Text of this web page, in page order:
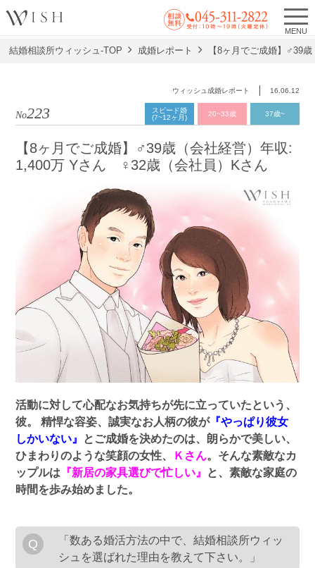
MENU
結婚相談所ウィッシュ-TOP 成婚レポート 【8ヶ月でご成婚】♂39
ウィッシュ成婚レポート 16.06.12
No.223
スピード婚
(7~12ヶ月)
20~33歳 37歳~
【8ヶ月でご成婚】♂39歳（会社経営）年収:
1,400万 Yさん ♀32歳（会社員）Kさん
活動に対して心配なお気持ちが先に立っていたという、
彼。
精悍な容姿、誠実なお人柄の彼が『やっぱり彼女
しかいない』 とご成婚を決めたのは、朗らかで美しい、
ひまわりのような笑顔の女性、
Ｋさん。そんな素敵なカ
ップルは 『新居の家具選びで忙しい』 と、素敵な家庭の
時間を歩み始めました。
「数ある婚活方法の中で、結婚相談所ウィッ
シュを選ばれた理由を教えて下さい。」